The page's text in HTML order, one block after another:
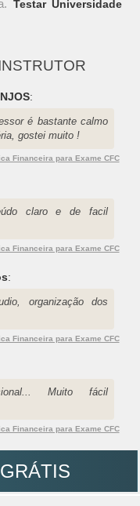
Testar Universidade
:
é bastante calmo
gostei muito !
Financeira para Exame CFC
claro e de facil
Financeira para Exame CFC
:
organização dos
Financeira para Exame CFC
Muito fácil
Financeira para Exame CFC